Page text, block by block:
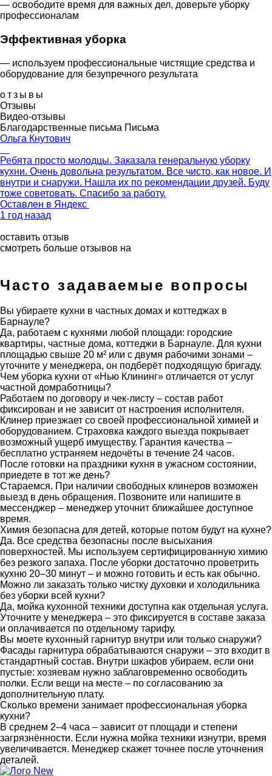
— освободите время для важных дел, доверьте уборку
профессионалам
Эффективная уборка
— используем профессиональные чистящие средства и
оборудование для безупречного результата
отзывы
Отзывы
Видео-отзывы
Благодарственные письма Письма
Ольга Кнутович
Ребята просто молодцы. Заказала генеральную уборку
кухни. Очень довольна результатом. Все чисто, как новое. И
внутри и снаружи. Нашла их по рекомендации друзей. Буду
тоже советовать. Спасибо за работу.
Оставлен в Яндекс
1 год назад
оставить отзыв
смотреть больше отзывов на
Часто задаваемые вопросы
Вы убираете кухни в частных домах и коттеджах в
Барнауле?
Да, работаем с кухнями любой площади: городские
квартиры, частные дома, коттеджи в Барнауле. Для кухни
площадью свыше 20 м² или с двумя рабочими зонами –
уточните у менеджера, он подберёт подходящую бригаду.
Чем уборка кухни от «Нью Клининг» отличается от услуг
частной домработницы?
Работаем по договору и чек-листу – состав работ
фиксирован и не зависит от настроения исполнителя.
Клинер приезжает со своей профессиональной химией и
оборудованием. Страховка каждого выезда покрывает
возможный ущерб имуществу. Гарантия качества –
бесплатно устраняем недочёты в течение 24 часов.
После готовки на праздники кухня в ужасном состоянии,
приедете в тот же день?
Стараемся. При наличии свободных клинеров возможен
выезд в день обращения. Позвоните или напишите в
мессенджер – менеджер уточнит ближайшее доступное
время.
Химия безопасна для детей, которые потом будут на кухне?
Да. Все средства безопасны после высыхания
поверхностей. Мы используем сертифицированную химию
без резкого запаха. После уборки достаточно проветрить
кухню 20–30 минут – и можно готовить и есть как обычно.
Можно ли заказать только чистку духовки и холодильника
без уборки всей кухни?
Да, мойка кухонной техники доступна как отдельная услуга.
Уточните у менеджера – это фиксируется в составе заказа
и оплачивается по отдельному тарифу.
Вы моете кухонный гарнитур внутри или только снаружи?
Фасады гарнитура обрабатываются снаружи – это входит в
стандартный состав. Внутри шкафов убираем, если они
пустые: хозяевам нужно заблаговременно освободить
полки. Если вещи на месте – по согласованию за
дополнительную плату.
Сколько времени занимает профессиональная уборка
кухни?
В среднем 2–4 часа – зависит от площади и степени
загрязнённости. Если нужна мойка техники изнутри, время
увеличивается. Менеджер скажет точнее после уточнения
деталей.